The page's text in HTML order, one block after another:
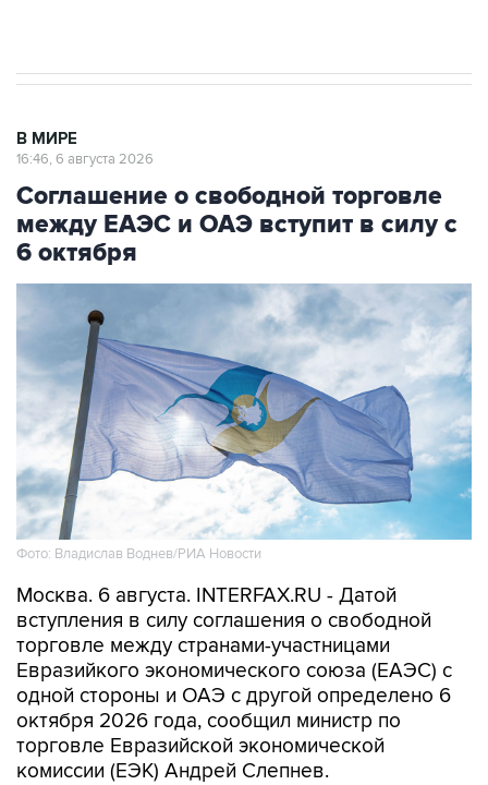
В МИРЕ
16:46, 6 августа 2026
Соглашение о свободной торговле
между ЕАЭС и ОАЭ вступит в силу с
6 октября
Фото: Владислав Воднев/РИА Новости
Москва. 6 августа. INTERFAX.RU - Датой
вступления в силу соглашения о свободной
торговле между странами-участницами
Евразийкого экономического союза (ЕАЭС) с
одной стороны и ОАЭ с другой определено 6
октября 2026 года, сообщил министр по
торговле Евразийской экономической
комиссии (ЕЭК) Андрей Слепнев.